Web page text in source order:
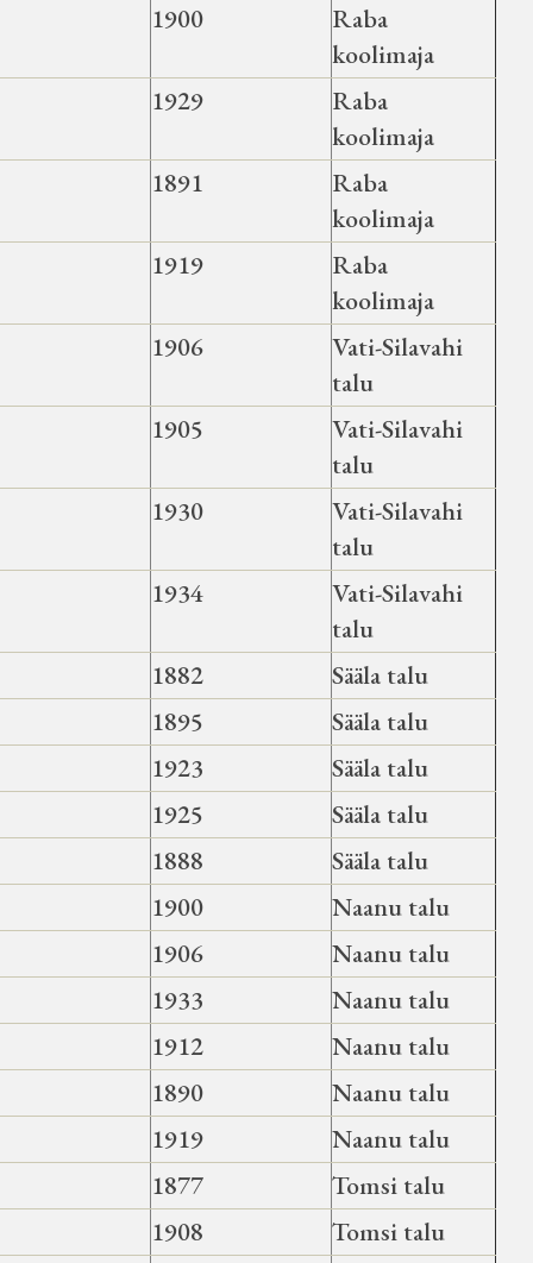
1900
Raba
koolimaja
1929
Raba
koolimaja
1891
Raba
koolimaja
1919
Raba
koolimaja
1906
Vati-Silavahi
talu
1905
Vati-Silavahi
talu
1930
Vati-Silavahi
talu
1934
Vati-Silavahi
talu
1882
Sääla talu
1895
Sääla talu
1923
Sääla talu
1925
Sääla talu
1888
Sääla talu
1900
Naanu talu
1906
Naanu talu
1933
Naanu talu
1912
Naanu talu
1890
Naanu talu
1919
Naanu talu
1877
Tomsi talu
1908
Tomsi talu